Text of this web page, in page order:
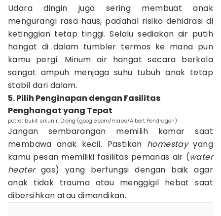
Udara dingin juga sering membuat anak
mengurangi rasa haus, padahal risiko dehidrasi di
ketinggian tetap tinggi. Selalu sediakan air putih
hangat di dalam tumbler termos ke mana pun
kamu pergi. Minum air hangat secara berkala
sangat ampuh menjaga suhu tubuh anak tetap
stabil dari dalam.
5. Pilih Penginapan dengan Fasilitas
Penghangat yang Tepat
potret bukit sikunir, Dieng (google.com/maps/Albert Pendragon)
Jangan sembarangan memilih kamar saat
membawa anak kecil. Pastikan homestayyang
kamu pesan memiliki fasilitas pemanas air (water
heatergas) yang berfungsi dengan baik agar
anak tidak trauma atau menggigil hebat saat
dibersihkan atau dimandikan.